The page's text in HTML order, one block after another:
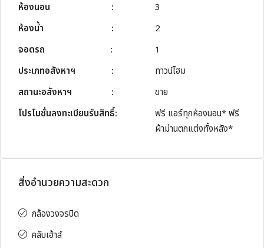
ห้องนอน
:
3
ห้องน้ำ
:
2
จอดรถ
:
1
ประเภทอสังหาฯ
:
ทาวน์โฮม
สถานะอสังหาฯ
:
ขาย
โปรโมชั่นลงทะเบียนรับสิทธิ์:
ฟรี แอร์ทุกห้องนอน* ฟรี
ผ้าม่านตกแต่งทั้งหลัง*
สิ่งอำนวยความสะดวก
กล้องวงจรปิด
คลับเฮ้าส์